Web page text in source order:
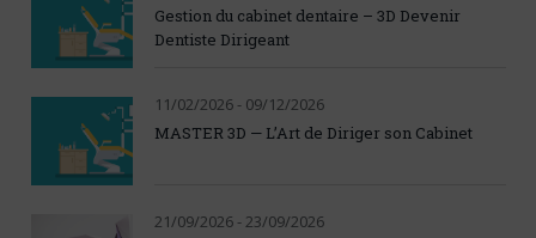
Gestion du cabinet dentaire – 3D Devenir
Dentiste Dirigeant
11/02/2026 - 09/12/2026
MASTER 3D — L’Art de Diriger son Cabinet
21/09/2026 - 23/09/2026